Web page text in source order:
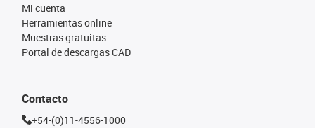
Mi cuenta
Herramientas online
Muestras gratuitas
Portal de descargas CAD
Contacto
+54-(0)11-4556-1000